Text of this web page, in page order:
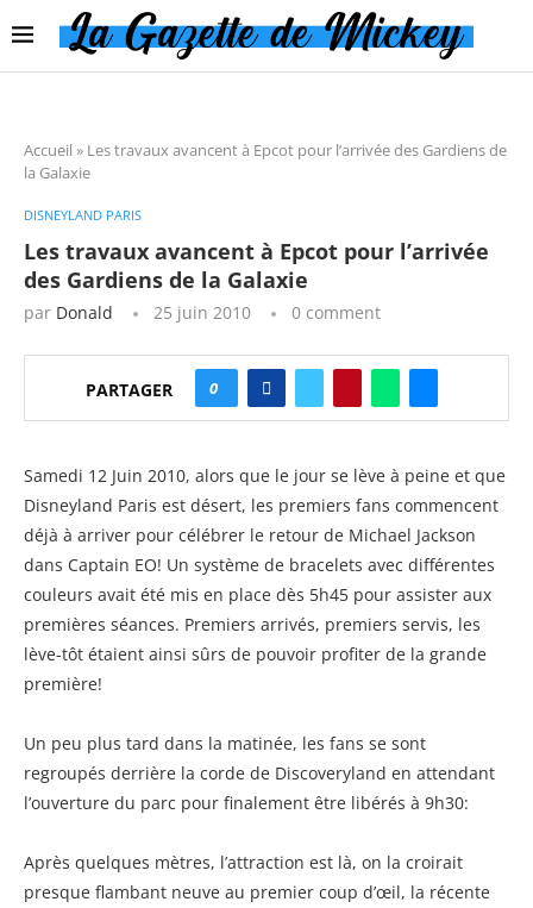
Accueil » Les travaux avancent à Epcot pour l’arrivée des Gardiens de
la Galaxie
DISNEYLAND PARIS
Les travaux avancent à Epcot pour l’arrivée
des Gardiens de la Galaxie
par Donald 25 juin 2010 0 comment
PARTAGER 0
Samedi 12 Juin 2010, alors que le jour se lève à peine et que
Disneyland Paris est désert, les premiers fans commencent
déjà à arriver pour célébrer le retour de Michael Jackson
dans Captain EO! Un système de bracelets avec différentes
couleurs avait été mis en place dès 5h45 pour assister aux
premières séances. Premiers arrivés, premiers servis, les
lève-tôt étaient ainsi sûrs de pouvoir profiter de la grande
première!
Un peu plus tard dans la matinée, les fans se sont
regroupés derrière la corde de Discoveryland en attendant
l’ouverture du parc pour finalement être libérés à 9h30:
Après quelques mètres, l’attraction est là, on la croirait
presque flambant neuve au premier coup d’œil, la récente